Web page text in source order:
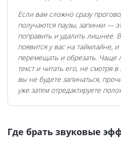
Если вам сложно сразу
получаются паузы, запинки —
поправить и удалить лишнее.
появится у вас на таймлайне,
перемещать и обрезать. Чаще
текст и читать его, не смотря
вы не будете запинаться,
уже затем отредактируете
Где брать звуковые